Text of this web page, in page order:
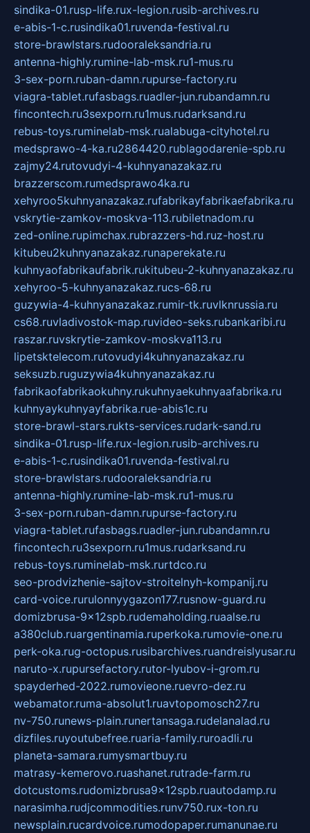
sindika-01.rusp-life.rux-legion.rusib-archives.ru
e-abis-1-c.rusindika01.ruvenda-festival.ru
store-brawlstars.rudooraleksandria.ru
antenna-highly.rumine-lab-msk.ru1-mus.ru
3-sex-porn.ruban-damn.rupurse-factory.ru
viagra-tablet.rufasbags.ruadler-jun.rubandamn.ru
fincontech.ru3sexporn.ru1mus.rudarksand.ru
rebus-toys.ruminelab-msk.rualabuga-cityhotel.ru
medsprawo-4-ka.ru2864420.rublagodarenie-spb.ru
zajmy24.rutovudyi-4-kuhnyanazakaz.ru
brazzerscom.rumedsprawo4ka.ru
xehyroo5kuhnyanazakaz.rufabrikayfabrikaefabrika.ru
vskrytie-zamkov-moskva-113.rubiletnadom.ru
zed-online.rupimchax.rubrazzers-hd.ruz-host.ru
kitubeu2kuhnyanazakaz.runaperekate.ru
kuhnyaofabrikaufabrik.rukitubeu-2-kuhnyanazakaz.ru
xehyroo-5-kuhnyanazakaz.rucs-68.ru
guzywia-4-kuhnyanazakaz.rumir-tk.ruvlknrussia.ru
cs68.ruvladivostok-map.ruvideo-seks.rubankaribi.ru
raszar.ruvskrytie-zamkov-moskva113.ru
lipetsktelecom.rutovudyi4kuhnyanazakaz.ru
seksuzb.ruguzywia4kuhnyanazakaz.ru
fabrikaofabrikaokuhny.rukuhnyaekuhnyaafabrika.ru
kuhnyaykuhnyayfabrika.rue-abis1c.ru
store-brawl-stars.rukts-services.rudark-sand.ru
sindika-01.rusp-life.rux-legion.rusib-archives.ru
e-abis-1-c.rusindika01.ruvenda-festival.ru
store-brawlstars.rudooraleksandria.ru
antenna-highly.rumine-lab-msk.ru1-mus.ru
3-sex-porn.ruban-damn.rupurse-factory.ru
viagra-tablet.rufasbags.ruadler-jun.rubandamn.ru
fincontech.ru3sexporn.ru1mus.rudarksand.ru
rebus-toys.ruminelab-msk.rurtdco.ru
seo-prodvizhenie-sajtov-stroitelnyh-kompanij.ru
card-voice.rurulonnyygazon177.rusnow-guard.ru
domizbrusa-9x12spb.rudemaholding.ruaalse.ru
a380club.ruargentinamia.ruperkoka.rumovie-one.ru
perk-oka.rug-octopus.rusibarchives.ruandreislyusar.ru
naruto-x.rupursefactory.rutor-lyubov-i-grom.ru
spayderhed-2022.rumovieone.ruevro-dez.ru
webamator.ruma-absolut1.ruavtopomosch27.ru
nv-750.runews-plain.runertansaga.rudelanalad.ru
dizfiles.ruyoutubefree.ruaria-family.ruroadli.ru
planeta-samara.rumysmartbuy.ru
matrasy-kemerovo.ruashanet.rutrade-farm.ru
dotcustoms.rudomizbrusa9x12spb.ruautodamp.ru
narasimha.rudjcommodities.runv750.rux-ton.ru
newsplain.rucardvoice.rumodopaper.rumanunae.ru